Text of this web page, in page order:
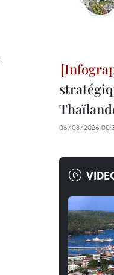
06/08/2026